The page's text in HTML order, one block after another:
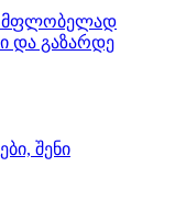
მფლობელად
და გაზარდე
შენი